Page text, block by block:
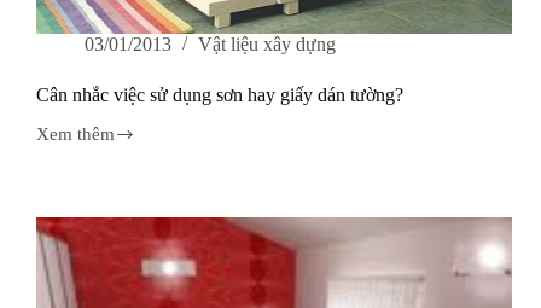
03/01/2013 Vật liệu xây dựng
Cân nhắc việc sử dụng sơn hay giấy dán tường?
Xem thêm
Cân
dụng
sơn
hay
giấy